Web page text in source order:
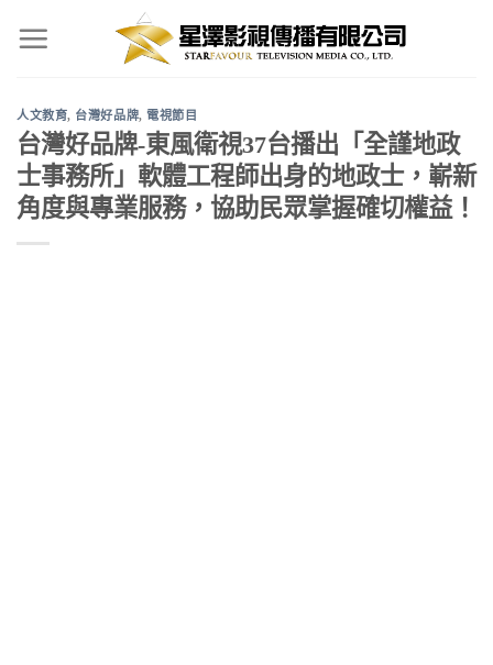
人文教育, 台灣好品牌,電視節目
台灣好品牌-東風衛視37台播出「全謹地政
士事務所」軟體工程師出身的地政士，嶄新
角度與專業服務，協助民眾掌握確切權益！